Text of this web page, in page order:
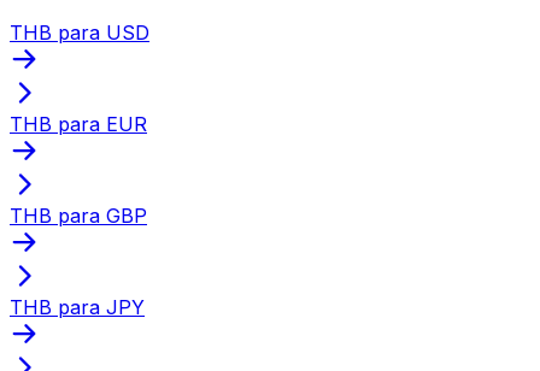
THB para USD
THB para EUR
THB para GBP
THB para JPY